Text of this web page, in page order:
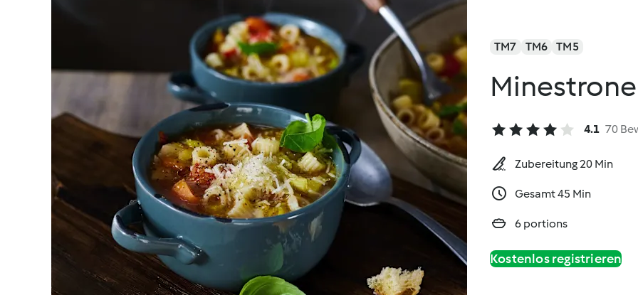
TM7 TM6 TM5
Minestrone
4.1 70
Zubereitung 20 Min
Gesamt 45 Min
6 portions
Kostenlos registrieren